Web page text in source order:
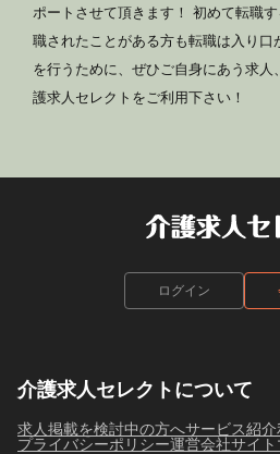
ポートさせて頂きます！ 初めて転職
職されたことがある方も転職は入り口
を行うために、ぜひご自身にあう求
護求人セレクトをご利用下さい！
ログイン
介護求人セレクトについて
求人掲載を検討中の方へサービス紹介
プライバシーポリシー運営会社サイ